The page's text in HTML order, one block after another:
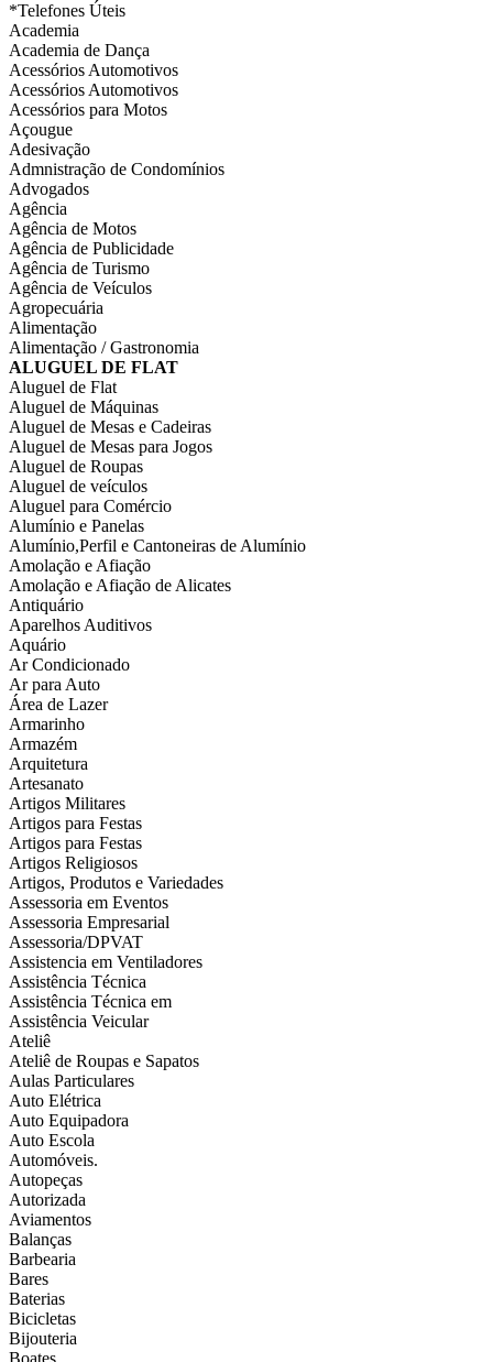
*Telefones Úteis
Academia
Academia de Dança
Acessórios Automotivos
Acessórios Automotivos
Acessórios para Motos
Açougue
Adesivação
Admnistração de Condomínios
Advogados
Agência
Agência de Motos
Agência de Publicidade
Agência de Turismo
Agência de Veículos
Agropecuária
Alimentação
Alimentação / Gastronomia
ALUGUEL DE FLAT
Aluguel de Flat
Aluguel de Máquinas
Aluguel de Mesas e Cadeiras
Aluguel de Mesas para Jogos
Aluguel de Roupas
Aluguel de veículos
Aluguel para Comércio
Alumínio e Panelas
Alumínio,Perfil e Cantoneiras de Alumínio
Amolação e Afiação
Amolação e Afiação de Alicates
Antiquário
Aparelhos Auditivos
Aquário
Ar Condicionado
Ar para Auto
Área de Lazer
Armarinho
Armazém
Arquitetura
Artesanato
Artigos Militares
Artigos para Festas
Artigos para Festas
Artigos Religiosos
Artigos, Produtos e Variedades
Assessoria em Eventos
Assessoria Empresarial
Assessoria/DPVAT
Assistencia em Ventiladores
Assistência Técnica
Assistência Técnica em
Assistência Veicular
Ateliê
Ateliê de Roupas e Sapatos
Aulas Particulares
Auto Elétrica
Auto Equipadora
Auto Escola
Automóveis.
Autopeças
Autorizada
Aviamentos
Balanças
Barbearia
Bares
Baterias
Bicicletas
Bijouteria